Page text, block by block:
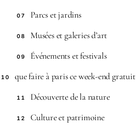
07 Parcs et jardins
08 Musées et galeries d’art
09 Événements et festivals
10 que faire à paris ce week-end gratuit
11 Découverte de la nature
12 Culture et patrimoine